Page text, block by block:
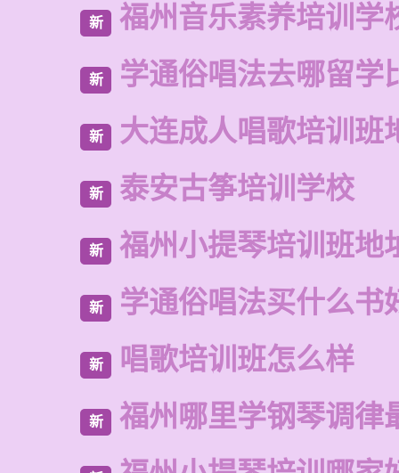
新 福州音乐素养培训学
新 学通俗唱法去哪留学
新 大连成人唱歌培训班
新 泰安古筝培训学校
新 福州小提琴培训班地
新 学通俗唱法买什么书
新 唱歌培训班怎么样
新 福州哪里学钢琴调律